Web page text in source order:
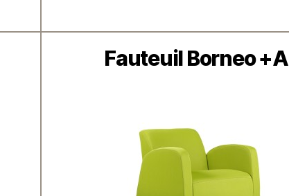
Catégories
Fauteuil Borneo +A